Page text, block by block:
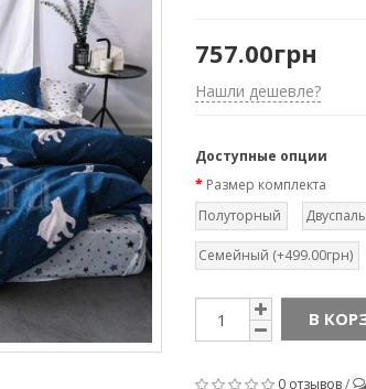
757.00грн
Нашли дешевле?
Доступные опции
Размер комплекта
Полуторный
Семейный (+499.00грн)
В
0 отзывов/